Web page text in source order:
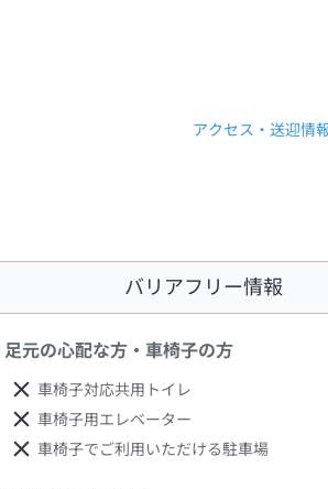
アクセス・送迎情
バリアフリー情報
足元の心配な方・車椅子の方
車椅子対応共用トイレ
車椅子用エレベーター
車椅子でご利用いただける駐車場